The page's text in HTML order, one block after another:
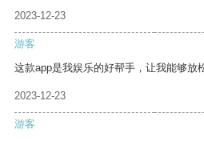
2023-12-23
游客
这款app是我娱乐的好帮手，让我能够放
2023-12-23
游客